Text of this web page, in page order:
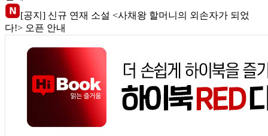
[공지] 신규 연재 소설 <사채왕 할머니의 외손자가 되었
다!> 오픈 안내